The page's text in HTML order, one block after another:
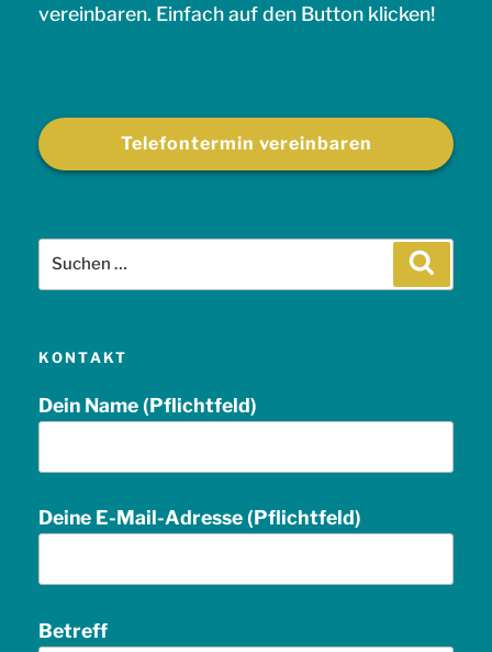
vereinbaren. Einfach auf den Button klicken!
Telefontermin vereinbaren
Suche
nach:
KONTAKT
Dein Name (Pflichtfeld)
Deine E-Mail-Adresse (Pflichtfeld)
Betreff